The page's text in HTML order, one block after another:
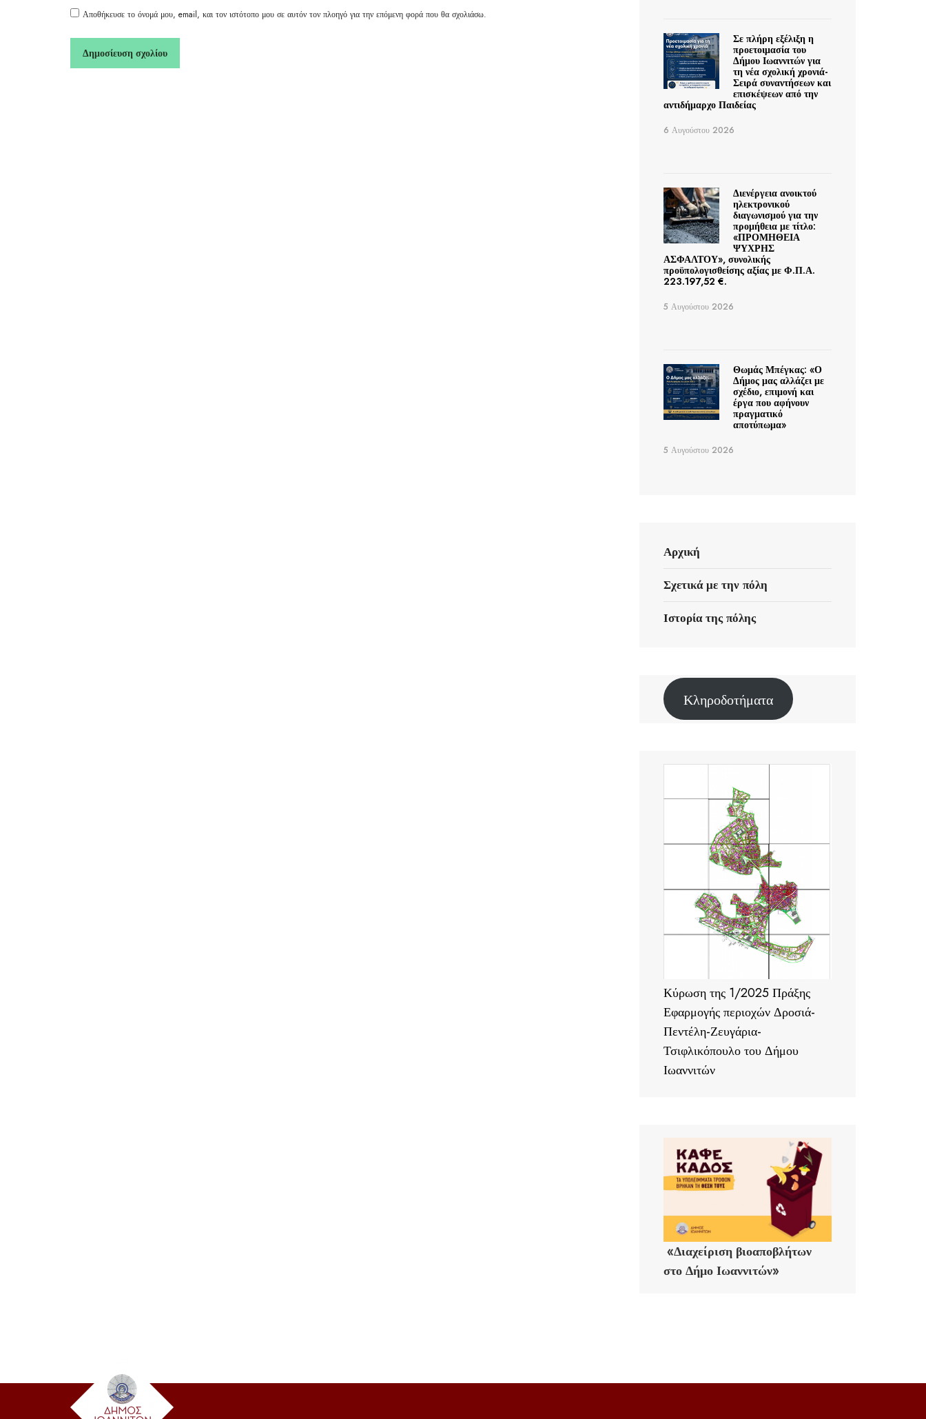
Αποθήκευσε το όνομά μου, email, και τον ιστότοπο μου σε αυτόν τον πλοηγό για την επόμενη φορά που θα σχολιάσω.
Σε πλήρη εξέλιξη η
προετοιμασία του
Δήμου Ιωαννιτών για
τη νέα σχολική χρονιά-
Σειρά συναντήσεων και
επισκέψεων από την
αντιδήμαρχο Παιδείας
6 Αυγούστου 2026
Διενέργεια ανοικτού
ηλεκτρονικού
διαγωνισμού για την
προμήθεια με τίτλο:
«ΠΡΟΜΗΘΕΙΑ
ΨΥΧΡΗΣ
ΑΣΦΑΛΤΟΥ», συνολικής
προϋπολογισθείσης αξίας με Φ.Π.Α.
223.197,52 €.
5 Αυγούστου 2026
Θωμάς Μπέγκας: «Ο
Δήμος μας αλλάζει με
σχέδιο, επιμονή και
έργα που αφήνουν
πραγματικό
αποτύπωμα»
5 Αυγούστου 2026
Αρχική
Σχετικά με την πόλη
Ιστορία της πόλης
Κληροδοτήματα
Κύρωση της 1/2025 Πράξης
Εφαρμογής περιοχών Δροσιά-
Πεντέλη-Ζευγάρια-
Τσιφλικόπουλο του Δήμου
Ιωαννιτών
«Διαχείριση βιοαποβλήτων
στο Δήμο Ιωαννιτών»